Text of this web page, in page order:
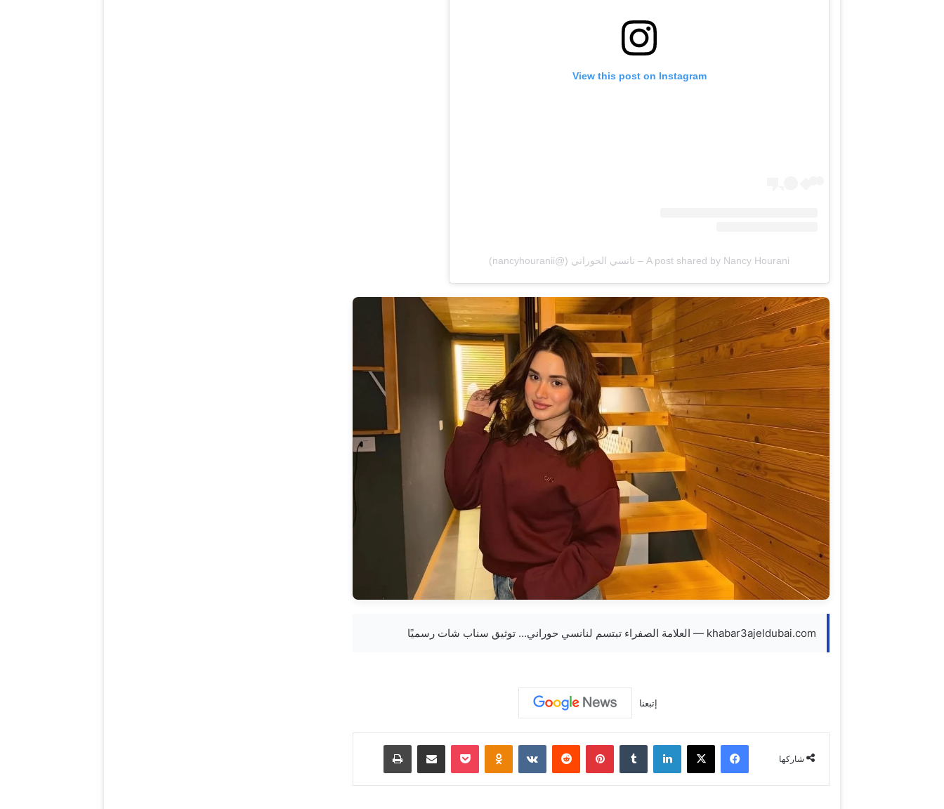
View this post on Instagram
A post shared by Nancy Hourani – نانسي الحوراني (@nancyhouranii)
khabar3ajeldubai.com — العلامة الصفراء تبتسم لنانسي حوراني… توثيق سناب شات رسميًا
إتبعنا
شاركها
فيسبوك ‫X لينكدإن ‏Tumblr بينتيريست ‏Reddit
‏VKontakte
Odnoklassniki
‫Pocket مشاركة عبر البريد طباعة